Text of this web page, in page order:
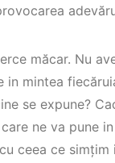
măcar. Nu
mintea
se expune?
ne va pune
ceea ce